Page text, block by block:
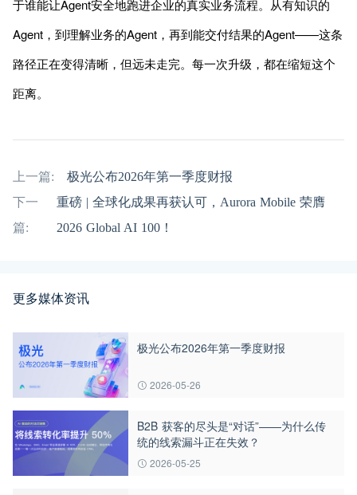
于谁能让Agent安全地跑进企业的真实业务流程。从有知识的
Agent，到理解业务的Agent，再到能交付结果的Agent——这条
路径正在变得清晰，但远未走完。每一次升级，都在缩短这个
距离。
上一篇:
极光公布2026年第一季度财报
下一
篇:
重磅 | 全球化成果再获认可，Aurora Mobile 荣膺
2026 Global AI 100！
更多媒体资讯
极光公布2026年第一季度财报
2026-05-26
B2B 获客的尽头是“对话”——为什么传
统的线索漏斗正在失效？
2026-05-25